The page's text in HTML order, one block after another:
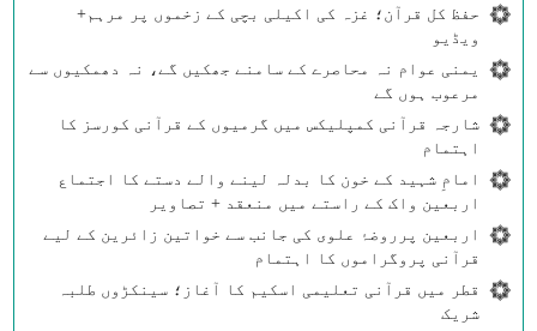
حفظ کل قرآن؛ غزہ کی اکیلی بچی کے زخموں پر مرہم+
ویڈیو
یمنی عوام نہ محاصرے کے سامنے جھکیں گے، نہ دھمکیوں سے
مرعوب ہوں گے
شارجہ قرآنی کمپلیکس میں گرمیوں کے قرآنی کورسز کا
اہتمام
امامِ شہید کے خون کا بدلہ لینے والے دستے کا اجتماع
اربعین واک کے راستے میں منعقد + تصاویر
اربعین پرروضۂ علوی کی جانب سے خواتین زائرین کے لیے
قرآنی پروگراموں کا اہتمام
قطر میں قرآنی تعلیمی اسکیم کا آغاز؛ سینکڑوں طلبہ
شریک